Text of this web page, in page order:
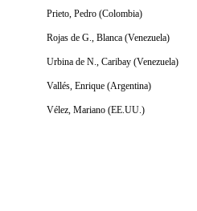
Prieto, Pedro (Colombia)
Rojas de G., Blanca (Venezuela)
Urbina de N., Caribay (Venezuela)
Vallés, Enrique (Argentina)
Vélez, Mariano (EE.UU.)